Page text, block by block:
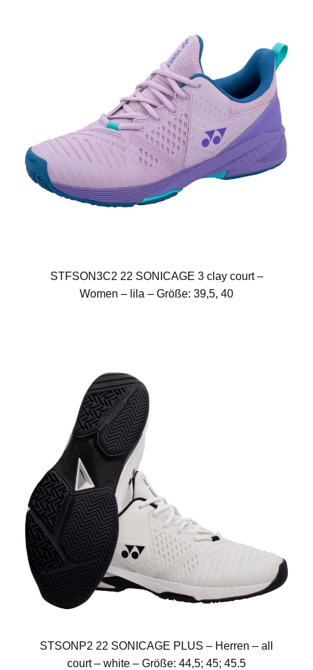
STFSON3C2 22 SONICAGE 3 clay court –
Women – lila – Größe: 39,5, 40
STSONP2 22 SONICAGE PLUS – Herren – all
court – white – Größe: 44,5; 45; 45.5